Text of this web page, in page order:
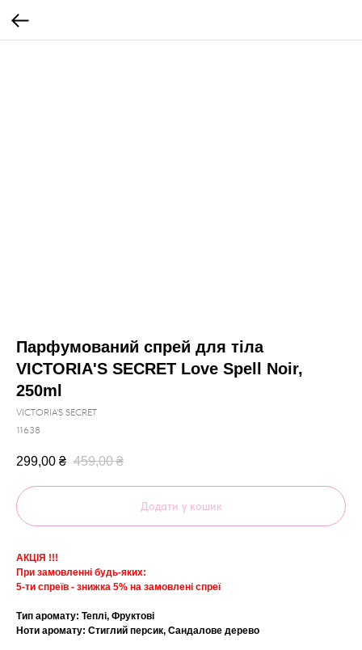
Парфумований спрей для тіла
VICTORIA'S SECRET Love Spell Noir,
250ml
VICTORIA'S SECRET
11638
299,00 ₴ 459,00 ₴
Додати у кошик
АКЦІЯ !!!
При замовленні будь-яких:
5-ти спреїв - знижка 5% на замовлені спреї
Тип аромату: Теплі, Фруктові
Ноти аромату: Стиглий персик, Сандалове дерево